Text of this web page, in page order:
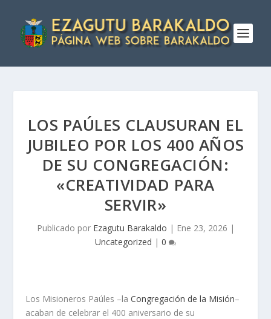
LOS PAÚLES CLAUSURAN EL
JUBILEO POR LOS 400 AÑOS
DE SU CONGREGACIÓN:
«CREATIVIDAD PARA
SERVIR»
Publicado por Ezagutu Barakaldo | Ene 23, 2026 |
Uncategorized | 0
Los Misioneros Paúles –laCongregación de la Misión–
acaban de celebrar el 400 aniversario de su